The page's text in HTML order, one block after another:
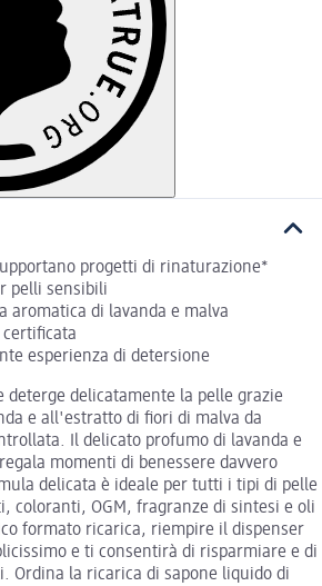
progetti di rinaturazione*
pelli sensibili
aromatica di lavanda e malva
esperienza di detersione
deterge delicatamente la pelle grazie
e all'estratto di fiori di malva da
Il delicato profumo di lavanda e
momenti di benessere davvero
delicata è ideale per tutti i tipi di pelle
coloranti, OGM, fragranze di sintesi e oli
formato ricarica, riempire il dispenser
e ti consentirà di risparmiare e di
Ordina la ricarica di sapone liquido di